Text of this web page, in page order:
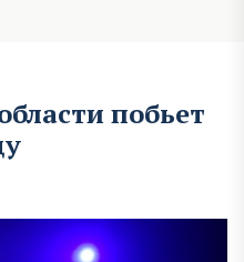
побьет